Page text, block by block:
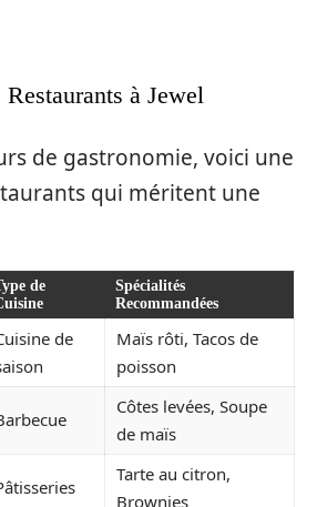
à Jewel
de gastronomie, voici une
qui méritent une
de
Spécialités
Recommandées
de
Maïs rôti, Tacos de
poisson
Côtes levées, Soupe
de maïs
Tarte au citron,
Brownies